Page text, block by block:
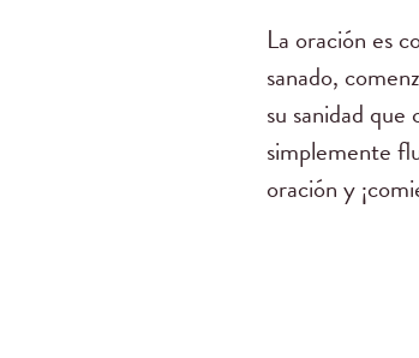
La oración es
sanado,
su sanidad
simplemente
oración y